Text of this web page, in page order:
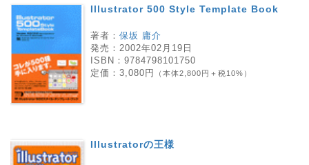
Illustrator 500 Style Template Book
著者： 保坂 庸介
発売： 2002年02月19日
ISBN： 9784798101750
定価： 3,080円 （本体2,800円＋税10%）
Illustratorの王様